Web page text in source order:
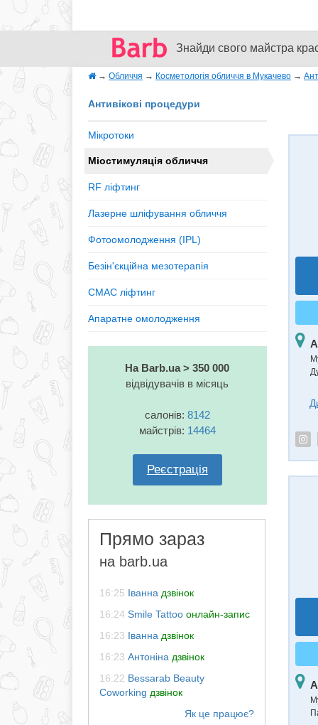
Знайди свого майстра
→ Обличчя → Косметологія обличчя в Мукачево →
Антивікові процедури
Мікротоки
Міостимуляція обличчя
RF ліфтинг
Лазерне шліфування обличчя
Фотоомолодження (IPL)
Безін'єкційна мезотерапія
СМАС ліфтинг
Апаратне омолодження
На Barb.ua > 350 000
відвідувачів в місяць
салонів: 8142
майстрів: 14464
Реєстрація
Прямо зараз
на barb.ua
16:25 Іванна дзвінок
16:24 Smile Tattoo онлайн-запис
16:23 Іванна дзвінок
16:23 Антоніна дзвінок
16:22 Bessarab Beauty
Coworking дзвінок